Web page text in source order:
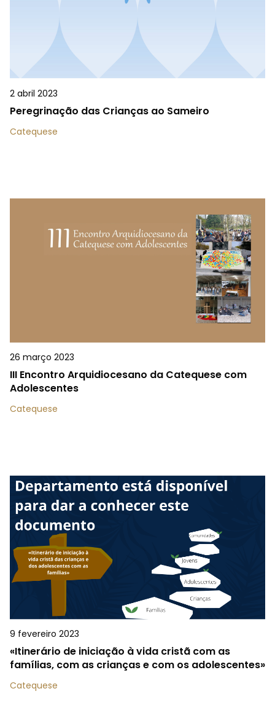
2 abril 2023
Peregrinação das Crianças ao Sameiro
Catequese
26 março 2023
III Encontro Arquidiocesano da Catequese com
Adolescentes
Catequese
9 fevereiro 2023
«Itinerário de iniciação à vida cristã com as
famílias, com as crianças e com os adolescentes»
Catequese